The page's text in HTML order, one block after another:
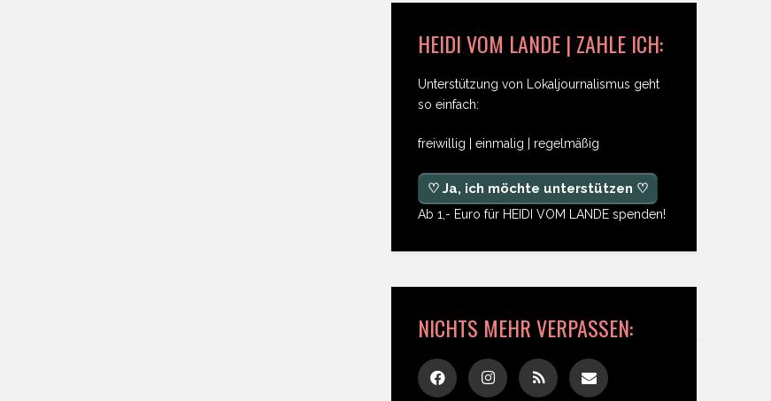
HEIDI VOM LANDE | ZAHLE ICH:
Unterstützung von Lokaljournalismus geht
so einfach:
freiwillig | einmalig | regelmäßig
♡ Ja, ich möchte unterstützen ♡
Ab 1,- Euro für HEIDI VOM LANDE spenden!
NICHTS MEHR VERPASSEN: